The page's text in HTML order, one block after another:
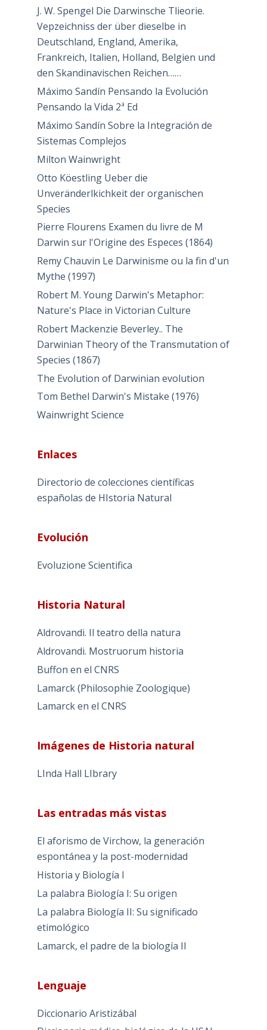
J. W. Spengel Die Darwinsche Tlieorie.
Vepzeichniss der über dieselbe in
Deutschland, England, Amerika,
Frankreich, Italien, Holland, Belgien und
den Skandinavischen Reichen……
Máximo Sandín Pensando la Evolución
Pensando la Vida 2ª Ed
Máximo Sandín Sobre la Integración de
Sistemas Complejos
Milton Wainwright
Otto Köestling Ueber die
Unveränderlkichkeit der organischen
Species
Pierre Flourens Examen du livre de M
Darwin sur l'Origine des Especes (1864)
Remy Chauvin Le Darwinisme ou la fin d'un
Mythe (1997)
Robert M. Young Darwin's Metaphor:
Nature's Place in Victorian Culture
Robert Mackenzie Beverley.. The
Darwinian Theory of the Transmutation of
Species (1867)
The Evolution of Darwinian evolution
Tom Bethel Darwin's Mistake (1976)
Wainwright Science
Enlaces
Directorio de colecciones científicas
españolas de HIstoria Natural
Evolución
Evoluzione Scientifica
Historia Natural
Aldrovandi. Il teatro della natura
Aldrovandi. Mostruorum historia
Buffon en el CNRS
Lamarck (Philosophie Zoologique)
Lamarck en el CNRS
Imágenes de Historia natural
LInda Hall LIbrary
Las entradas más vistas
El aforismo de Virchow, la generación
espontánea y la post-modernidad
Historia y Biología I
La palabra Biología I: Su origen
La palabra Biología II: Su significado
etimológico
Lamarck, el padre de la biología II
Lenguaje
Diccionario Aristizábal